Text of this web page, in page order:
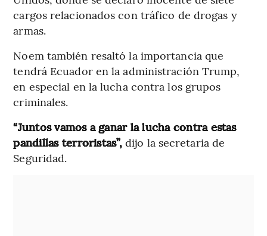
cargos relacionados con tráfico de drogas y
armas.
Noem también resaltó la importancia que
tendrá Ecuador en la administración Trump,
en especial en la lucha contra los grupos
criminales.
“Juntos vamos a ganar la lucha contra estas
pandillas terroristas”,dijo la secretaria de
Seguridad.